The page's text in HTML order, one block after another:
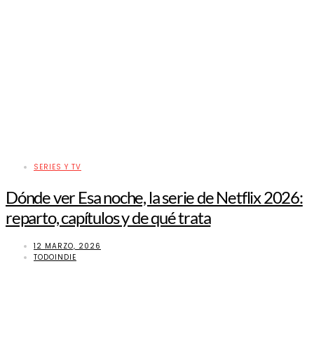
SERIES Y TV
Dónde ver Esa noche, la serie de Netflix 2026:
reparto, capítulos y de qué trata
12 MARZO, 2026
TODOINDIE